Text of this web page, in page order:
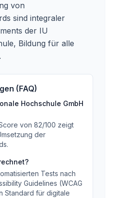
von
sind integraler
der IU
Bildung für alle
(FAQ)
Hochschule GmbH
von 82/100 zeigt
der
.
Tests nach
Guidelines (WCAG
Standard für digitale